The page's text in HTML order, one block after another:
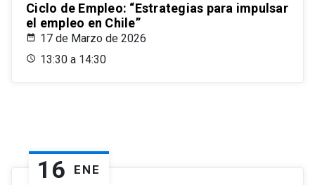
Ciclo de Empleo: “Estrategias para impulsar
el empleo en Chile”
17 de Marzo de 2026
13:30 a 14:30
16 ENE